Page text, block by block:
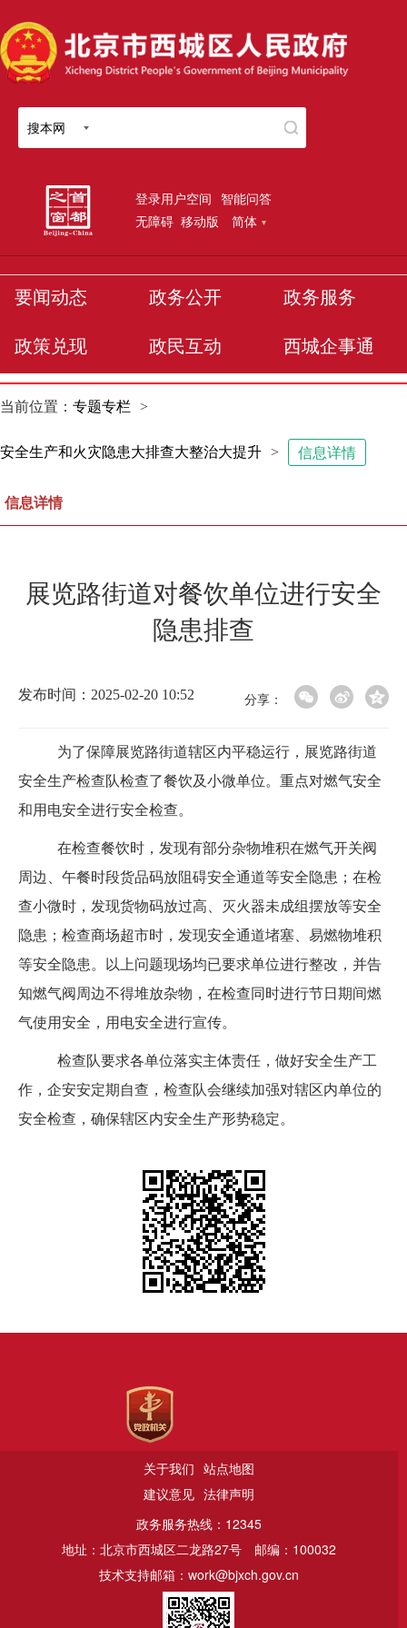
搜本网
登录用户空间 智能问答
无障碍 移动版 简体
要闻动态 政务公开 政务服务
政策兑现 政民互动 西城企事通
当前位置： 专题专栏 >
安全生产和火灾隐患大排查大整治大提升 > 信息详情
信息详情
展览路街道对餐饮单位进行安全
隐患排查
发布时间：2025-02-20 10:52 分享：
为了保障展览路街道辖区内平稳运行，展览路街道
安全生产检查队检查了餐饮及小微单位。重点对燃气安全
和用电安全进行安全检查。
在检查餐饮时，发现有部分杂物堆积在燃气开关阀
周边、午餐时段货品码放阻碍安全通道等安全隐患；在检
查小微时，发现货物码放过高、灭火器未成组摆放等安全
隐患；检查商场超市时，发现安全通道堵塞、易燃物堆积
等安全隐患。以上问题现场均已要求单位进行整改，并告
知燃气阀周边不得堆放杂物，在检查同时进行节日期间燃
气使用安全，用电安全进行宣传。
检查队要求各单位落实主体责任，做好安全生产工
作，企安安定期自查，检查队会继续加强对辖区内单位的
安全检查，确保辖区内安全生产形势稳定。
关于我们 站点地图
建议意见 法律声明
政务服务热线：12345
地址：北京市西城区二龙路27号
邮编：100032
技术支持邮箱：work@bjxch.gov.cn